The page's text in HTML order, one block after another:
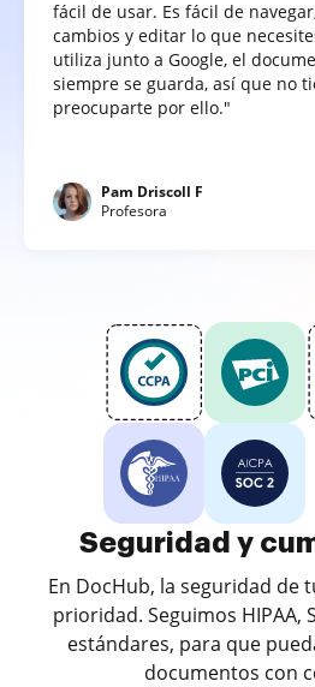
fácil de usar. Es fácil de
cambios y editar lo que
utiliza junto a Google, el
siempre se guarda, así que no
preocuparte por ello."
Pam Driscoll F
Profesora
Seguridad y
En DocHub, la seguridad de
prioridad. Seguimos HIPAA,
estándares, para que
documentos con